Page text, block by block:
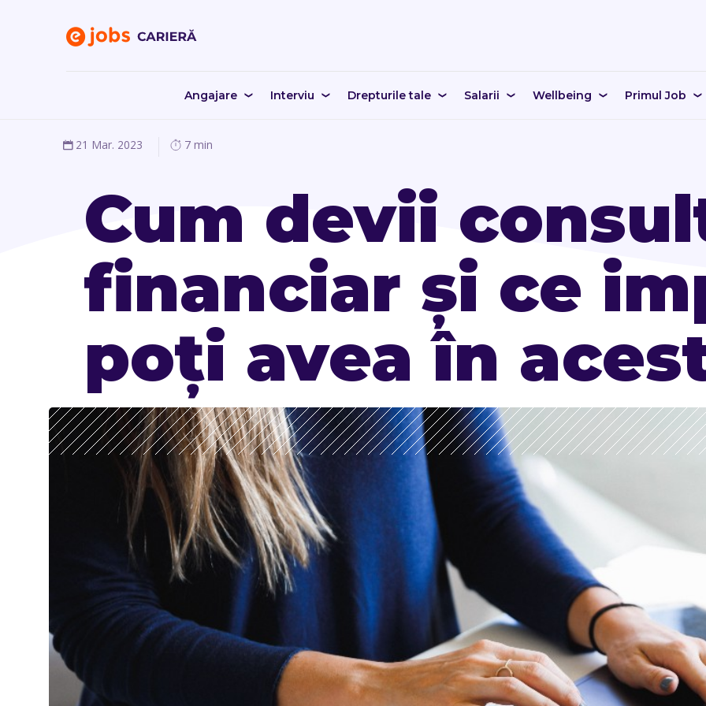
Angajare Interviu Drepturile tale Salarii Wellbeing Primul Job
21 Mar. 2023 7 min
Cum devii
financiar și ce
poți avea în